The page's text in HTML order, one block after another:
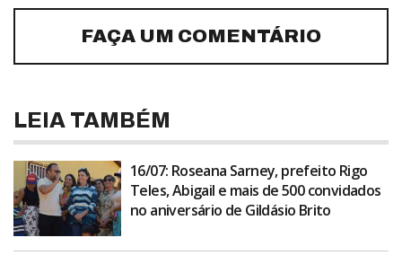
FAÇA UM COMENTÁRIO
LEIA TAMBÉM
16/07: Roseana Sarney, prefeito Rigo
Teles, Abigail e mais de 500 convidados
no aniversário de Gildásio Brito